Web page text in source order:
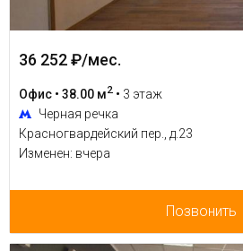
36 252 ₽/мес.
Офис • 38.00 м2 • 3 этаж
Черная речка
Красногвардейский пер., д.23
Изменен: вчера
Позвонить